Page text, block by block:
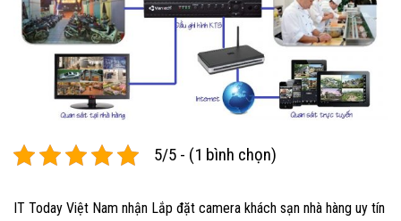
5/5 - (1 bình chọn)
IT Today Việt Nam nhận Lắp đặt camera khách sạn nhà hàng uy tín